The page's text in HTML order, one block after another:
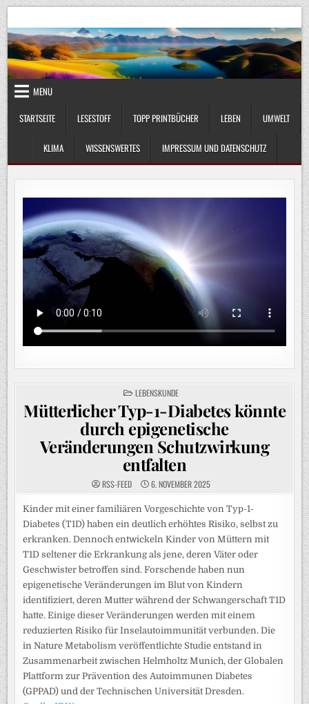
Skip
to
content
UmweltKlima.com
MENU
STARTSEITE
LESESTOFF TOPP PRINTBÜCHER LEBEN UMWELT
KLIMA WISSENSWERTES IMPRESSUM UND DATENSCHUTZ
POSTED
IN
LEBENSKUNDE
Mütterlicher Typ-1-Diabetes könnte
durch epigenetische
Veränderungen Schutzwirkung
entfalten
RSS-FEED 6. NOVEMBER 2025
Kinder mit einer familiären Vorgeschichte von Typ-1-
Diabetes (T1D) haben ein deutlich erhöhtes Risiko, selbst zu
erkranken. Dennoch entwickeln Kinder von Müttern mit
T1D seltener die Erkrankung als jene, deren Väter oder
Geschwister betroffen sind. Forschende haben nun
epigenetische Veränderungen im Blut von Kindern
identifiziert, deren Mutter während der Schwangerschaft T1D
hatte. Einige dieser Veränderungen werden mit einem
reduzierten Risiko für Inselautoimmunität verbunden. Die
in Nature Metabolism veröffentlichte Studie entstand in
Zusammenarbeit zwischen Helmholtz Munich, der Globalen
Plattform zur Prävention des Autoimmunen Diabetes
(GPPAD) und der Technischen Universität Dresden.